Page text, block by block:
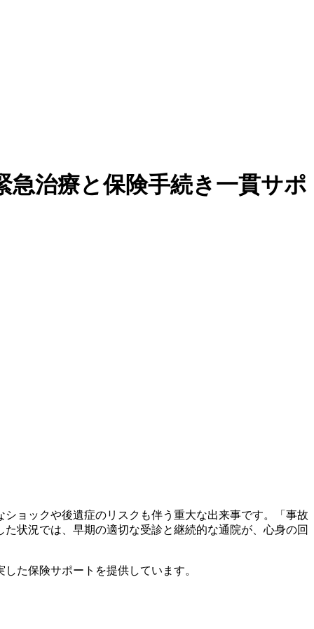
急治療と保険手続き一貫サポ
ョックや後遺症のリスクも伴う重大な出来事です。「事故
状況では、早期の適切な受診と継続的な通院が、心身の回
た保険サポートを提供しています。